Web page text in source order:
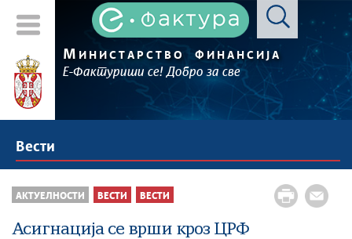
М ИНИСТАРСТВО ФИНАНСИЈА
Е-Фактуриши се! Добро за све
Вести
АКТУЕЛНОСТИ ВЕСТИ ВЕСТИ
Асигнација се врши кроз ЦРФ